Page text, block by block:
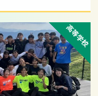
高等学校